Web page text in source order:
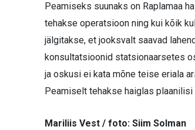
Peamiseks suunaks on Rap­lamaa
tehakse operatsioon ning kui kõik
jälgitakse, et jooksvalt saavad
konsultatsioonid statsionaarsetes
ja oskusi ei kata mõne teise eriala
Peamiselt tehakse haiglas
Mariliis Vest / foto: Siim Solman